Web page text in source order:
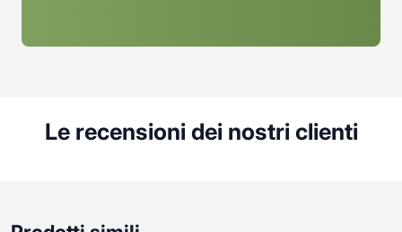
Le recensioni dei nostri clienti